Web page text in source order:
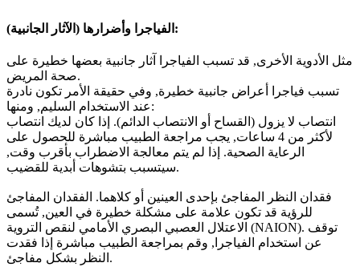
الفياجرا وأضرارها ( الآثار الجانبية):
مثل الأدوية الأخرى, قد تسبب الفياجرا آثار جانبية بعضها خطيرة على
صحة المريض.
تسبب فياجرا أعراض جانبية خطيرة, وفي حقيقة الأمر تكون نادرة
عند الاستخدام السليم, ومنها:
انتصاب لا يزول (القساح أو الانتصاب الدائم). إذا كان لديك انتصاب
لأكثر من 4 ساعات, يجب مراجعة الطبيب مباشرة للحصول على
الرعاية الصحية. إذا لم يتم معالجة الاضطراب بأقرب وقت,
سيتسبب بتشوهات أبدية للقضيب.
فقدان النظر المفاجئ بإحدى العينين أو كلاهما. الفقدان المفاجئ
للرؤية قد تكون علامة على مشكلة خطيرة في العين, تُسمى
الاعتلال العصبي البصري الأمامي لنقص التروية (NAION). توقف
عن استخدام الفياجرا, وقم بمراجعة الطبيب مباشرة إذا فقدت
النظر بشكل مفاجئ.